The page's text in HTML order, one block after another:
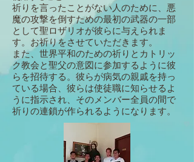
祈りを言ったことがない人のために、悪
魔の攻撃を倒すための最初の武器の一部
として聖ロザリオが彼らに与えられま
す。お祈りをさせていただきます。
また、世界平和のための祈りとカトリッ
ク教会と聖父の意図に参加するように彼
らを招待する。彼らが病気の親戚を持っ
ている場合、彼らは使徒職に知らせるよ
うに指示され、そのメンバー全員の間で
祈りの連鎖が作られるようになります。